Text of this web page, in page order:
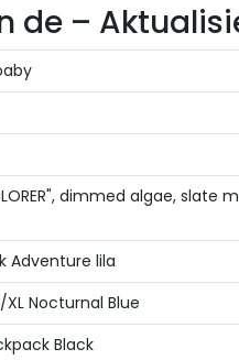
de –
dimmed algae,
Adventure lila
Nocturnal Blue
Black